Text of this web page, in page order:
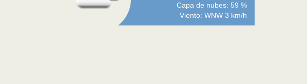
Capa de nubes: 59 %
Viento: WNW 3 km/h